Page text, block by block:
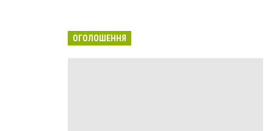
ОГОЛОШЕННЯ